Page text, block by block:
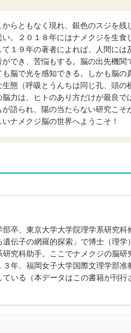
らともなく現れ、銀色のスジを残
。２０１８年にはナメクジを生食
１９年の著者によれば、人間には
でき、苦悩もする。脳の出先機関
脳で光を感知できる。しかも脳の
態（呼吸とうんちは同じ孔、頭の
力は、ヒトのあり方だけが最良で
語られ、陽の当たらない研究こそ
ナメクジ脳の世界へようこそ！
卒、東京大学大学院理学系研究科
伝子の網羅的探索」で博士（理学
究科助手。ここでナメクジの脳研
年、福岡女子大学国際文理学部准
いる（本データはこの書籍が刊行